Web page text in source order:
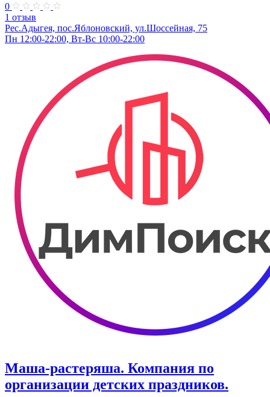
0
1 отзыв
Рес.Адыгея, пос.Яблоновский, ул.Шоссейная, 75
Пн 12:00-22:00, Вт-Вс 10:00-22:00
Маша-растеряша. Компания по
организации детских праздников.